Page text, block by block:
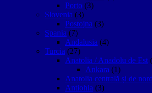
Porto (3)
Slovenia (3)
Postojna (3)
Spania (7)
Andalusia (4)
Turcia (27)
Anatolia / Anadolu de Est
Ankara (1)
Anatolia centrală și de nord
Antiohia (3)